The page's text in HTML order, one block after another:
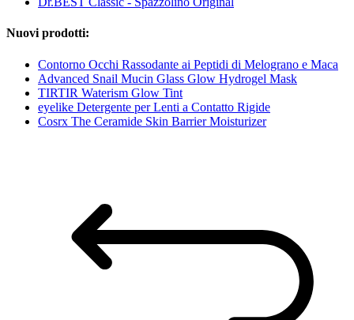
Nuovi prodotti:
Contorno Occhi Rassodante ai Peptidi di Melograno e Maca
Advanced Snail Mucin Glass Glow Hydrogel Mask
TIRTIR Waterism Glow Tint
eyelike Detergente per Lenti a Contatto Rigide
Cosrx The Ceramide Skin Barrier Moisturizer